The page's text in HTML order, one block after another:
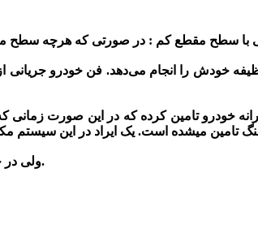
خودرو تامین کرده که در این صورت زمانی
ولی در خودروهای جدید نیروی کافی برای گردش پروانه از باتری و سیستم برق خودرو تامین می‌شود.